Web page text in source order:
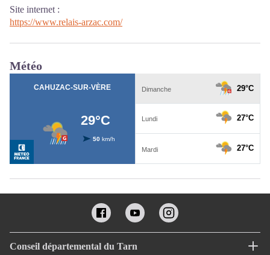
Site internet :
https://www.relais-arzac.com/
Météo
Conseil départemental du Tarn